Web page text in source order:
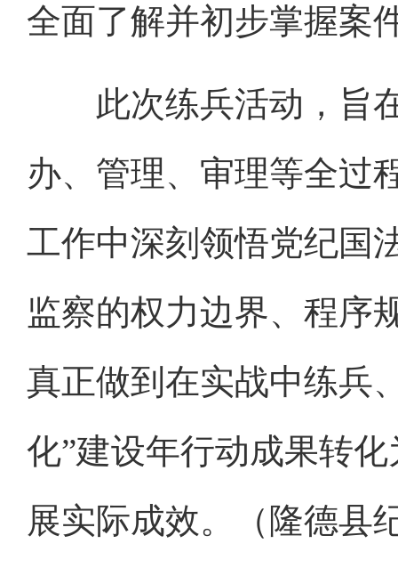
全面了解并初步掌握案
此次练兵活动，旨在
办、管理、审理等全过
工作中深刻领悟党纪国
监察的权力边界、程序
真正做到在实战中练兵
化”建设年行动成果转
展实际成效。（隆德县